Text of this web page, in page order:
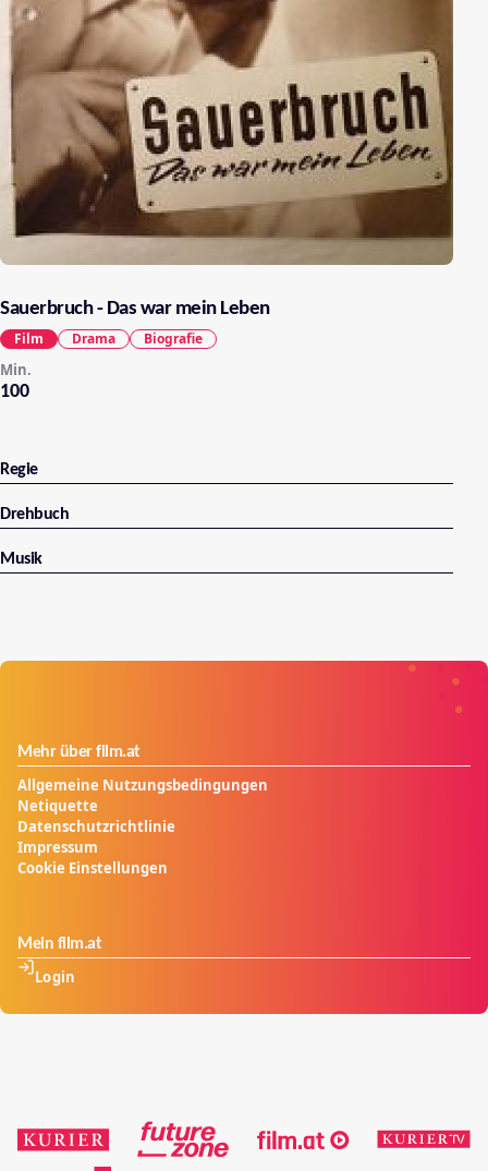
Sauerbruch - Das war mein Leben
100
Min.
Film Drama Biografie
Regie
Drehbuch
Musik
Mehr über film.at
Allgemeine Nutzungsbedingungen
Netiquette
Datenschutzrichtlinie
Impressum
Cookie Einstellungen
Mein film.at
Login